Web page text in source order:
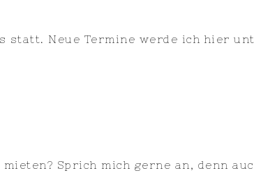
statt. Neue Termine werde ich hier
Sprich mich gerne an, denn